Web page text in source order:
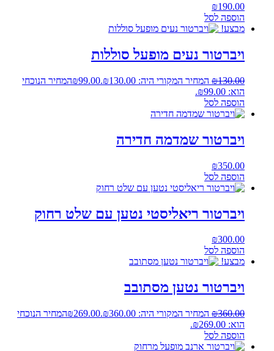
₪190.00
הוספה לסל
מבצע!
ויברטור נעים מופעל סוללות
₪130.00 המחיר המקורי היה: ₪130.00. ₪99.00
המחיר הנוכחי
הוא: ₪99.00.
הוספה לסל
ויברטור שמדמה חדירה
₪350.00
הוספה לסל
ויברטור ריאליסטי נטען עם שלט רחוק
₪300.00
הוספה לסל
מבצע!
ויברטור נטען מסתובב
₪360.00 המחיר המקורי היה: ₪360.00. ₪269.00
המחיר הנוכחי
הוא: ₪269.00.
הוספה לסל